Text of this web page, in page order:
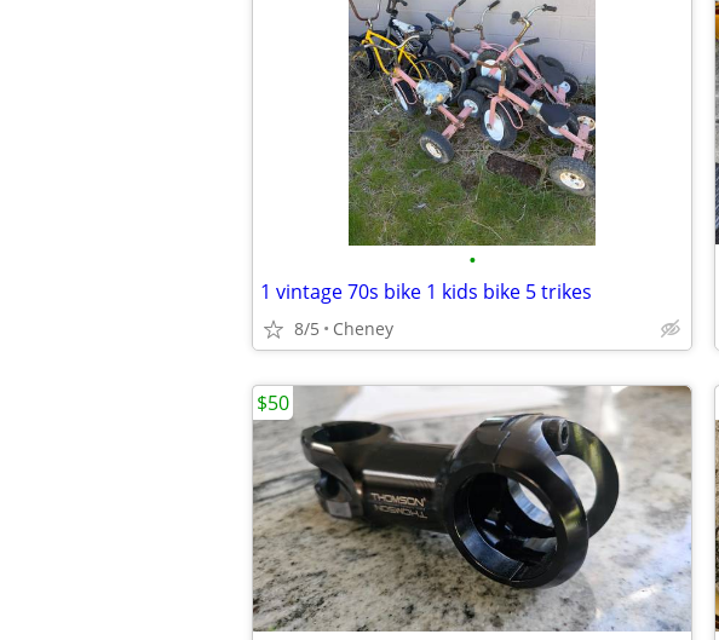
•
1 vintage 70s bike 1 kids bike 5 trikes
8/5 Cheney
$50